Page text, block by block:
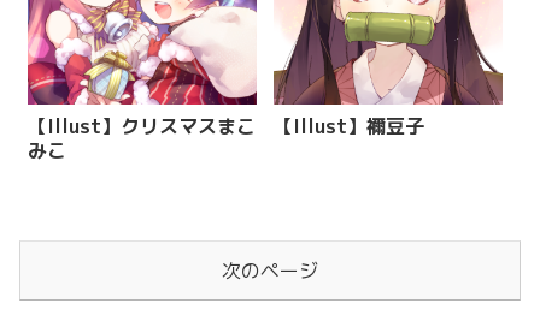
【Illust】クリスマスまこ
みこ
【Illust】禰豆子
次のページ